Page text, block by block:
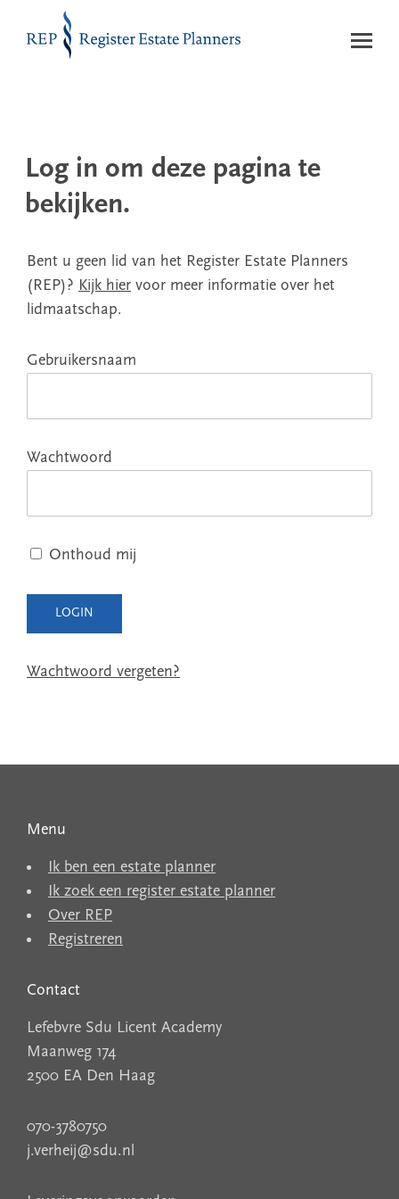
Naar de inhoud
Log in om deze pagina te
bekijken.
Bent u geen lid van het Register Estate Planners
(REP)? Kijk hier voor meer informatie over het
lidmaatschap.
Gebruikersnaam
Wachtwoord
Onthoud mij
Wachtwoord vergeten?
Menu
Ik ben een estate planner
Ik zoek een register estate planner
Over REP
Registreren
Contact
Lefebvre Sdu Licent Academy
Maanweg 174
2500 EA Den Haag
070-3780750
j.verheij@sdu.nl